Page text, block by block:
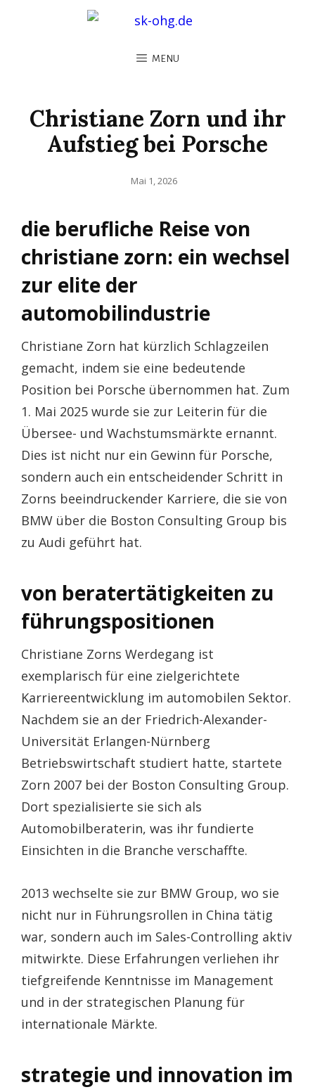
MENU
Christiane Zorn und ihr
Aufstieg bei Porsche
Posted
Mai 1, 2026
die berufliche Reise von
christiane zorn: ein wechsel
zur elite der
automobilindustrie
Christiane Zorn hat kürzlich Schlagzeilen
gemacht, indem sie eine bedeutende
Position bei Porsche übernommen hat. Zum
1. Mai 2025 wurde sie zur Leiterin für die
Übersee- und Wachstumsmärkte ernannt.
Dies ist nicht nur ein Gewinn für Porsche,
sondern auch ein entscheidender Schritt in
Zorns beeindruckender Karriere, die sie von
BMW über die Boston Consulting Group bis
zu Audi geführt hat.
von beratertätigkeiten zu
führungspositionen
Christiane Zorns Werdegang ist
exemplarisch für eine zielgerichtete
Karriereentwicklung im automobilen Sektor.
Nachdem sie an der Friedrich-Alexander-
Universität Erlangen-Nürnberg
Betriebswirtschaft studiert hatte, startete
Zorn 2007 bei der Boston Consulting Group.
Dort spezialisierte sie sich als
Automobilberaterin, was ihr fundierte
Einsichten in die Branche verschaffte.
2013 wechselte sie zur BMW Group, wo sie
nicht nur in Führungsrollen in China tätig
war, sondern auch im Sales-Controlling aktiv
mitwirkte. Diese Erfahrungen verliehen ihr
tiefgreifende Kenntnisse im Management
und in der strategischen Planung für
internationale Märkte.
strategie und innovation im